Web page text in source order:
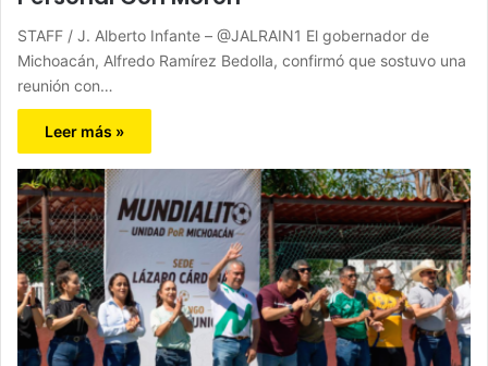
STAFF / J. Alberto Infante – @JALRAIN1 El gobernador de
Michoacán, Alfredo Ramírez Bedolla, confirmó que sostuvo una
reunión con…
Leer más »